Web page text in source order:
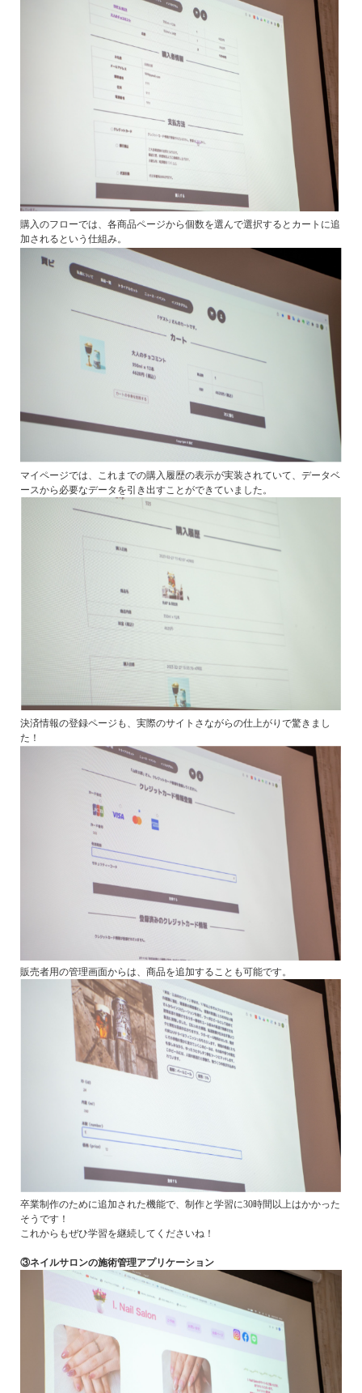
購入のフローでは、各商品ページから個数を選んで選択するとカートに追
加されるという仕組み。
マイページでは、これまでの購入履歴の表示が実装されていて、データベ
ースから必要なデータを引き出すことができていました。
決済情報の登録ページも、実際のサイトさながらの仕上がりで驚きまし
た！
販売者用の管理画面からは、商品を追加することも可能です。
卒業制作のために追加された機能で、制作と学習に30時間以上はかかった
そうです！
これからもぜひ学習を継続してくださいね！
③ネイルサロンの施術管理アプリケーション